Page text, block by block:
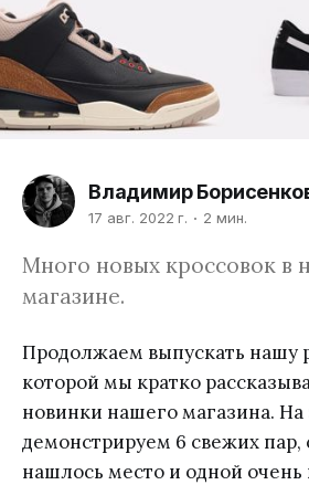
Владимир
17 авг. 2022 г. 2 мин.
Много новых кроссовок в
магазине.
Продолжаем выпускать нашу
которой мы кратко
новинки нашего магазина. На
демонстрируем 6 свежих пар,
нашлось место и одной очень